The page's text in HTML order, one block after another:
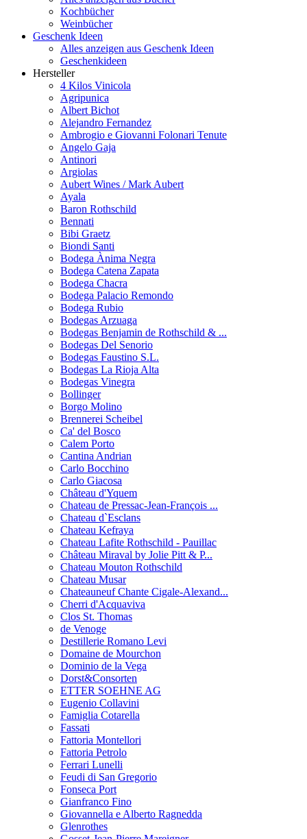
Kochbücher
Weinbücher
Geschenk Ideen
Alles anzeigen aus Geschenk Ideen
Geschenkideen
Hersteller
4 Kilos Vinicola
Agripunica
Albert Bichot
Alejandro Fernandez
Ambrogio e Giovanni Folonari Tenute
Angelo Gaja
Antinori
Argiolas
Aubert Wines / Mark Aubert
Ayala
Baron Rothschild
Bennati
Bibi Graetz
Biondi Santi
Bodega Ànima Negra
Bodega Catena Zapata
Bodega Chacra
Bodega Palacio Remondo
Bodega Rubio
Bodegas Arzuaga
Bodegas Benjamin de Rothschild & ...
Bodegas Del Senorio
Bodegas Faustino S.L.
Bodegas La Rioja Alta
Bodegas Vinegra
Bollinger
Borgo Molino
Brennerei Scheibel
Ca' del Bosco
Calem Porto
Cantina Andrian
Carlo Bocchino
Carlo Giacosa
Château d'Yquem
Chateau de Pressac-Jean-François ...
Chateau d`Esclans
Chateau Kefraya
Chateau Lafite Rothschild - Pauillac
Château Miraval by Jolie Pitt & P...
Chateau Mouton Rothschild
Chateau Musar
Chateauneuf Chante Cigale-Alexand...
Cherri d'Acquaviva
Clos St. Thomas
de Venoge
Destillerie Romano Levi
Domaine de Mourchon
Dominio de la Vega
Dorst&Consorten
ETTER SOEHNE AG
Eugenio Collavini
Famiglia Cotarella
Fassati
Fattoria Montellori
Fattoria Petrolo
Ferrari Lunelli
Feudi di San Gregorio
Fonseca Port
Gianfranco Fino
Giovannella e Alberto Ragnedda
Glenrothes